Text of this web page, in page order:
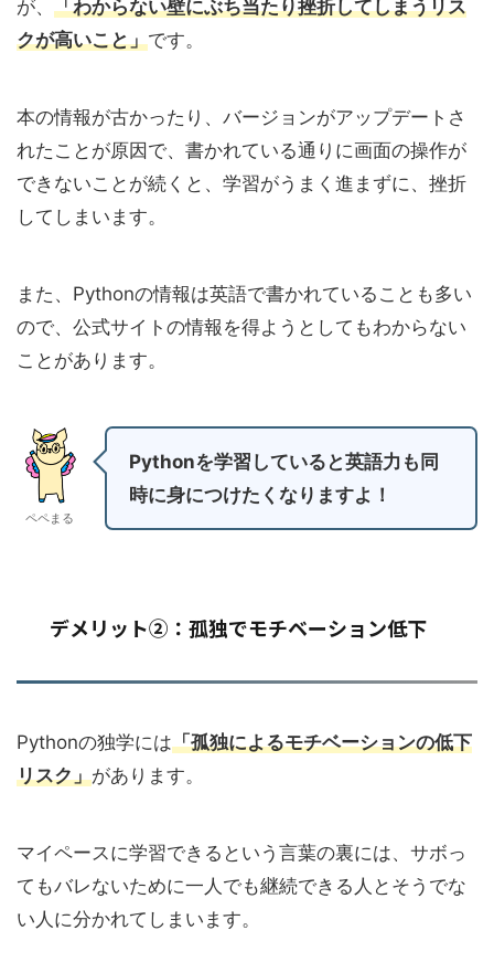
が、 「わからない壁にぶち当たり挫折してしまうリス
クが高いこと」です。
本の情報が古かったり、バージョンがアップデートさ
れたことが原因で、書かれている通りに画面の操作が
できないことが続くと、学習がうまく進まずに、挫折
してしまいます。
また、Pythonの情報は英語で書かれていることも多い
ので、公式サイトの情報を得ようとしてもわからない
ことがあります。
ペペまる
Pythonを学習していると英語力も同
時に身につけたくなりますよ！
デメリット②：孤独でモチベーション低下
Pythonの独学には「孤独によるモチベーションの低下
リスク」があります。
マイペースに学習できるという言葉の裏には、サボっ
てもバレないために一人でも継続できる人とそうでな
い人に分かれてしまいます。